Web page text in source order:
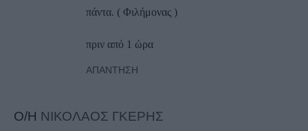
πάντα. ( Φιλήμονας )
πριν από 1 ώρα
ΑΠΆΝΤΗΣΗ
Ο/Η ΝΙΚΟΛΑΟΣ ΓΚΕΡΗΣ